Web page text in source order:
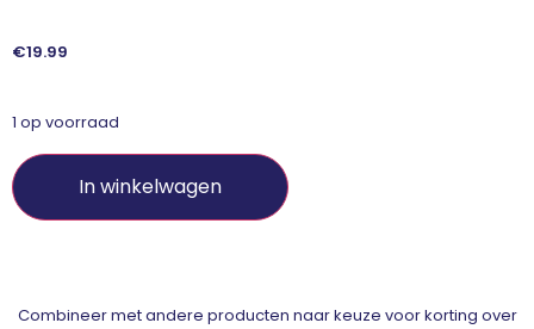
€19.99
1 op voorraad
In winkelwagen
Combineer met andere producten naar keuze voor korting over